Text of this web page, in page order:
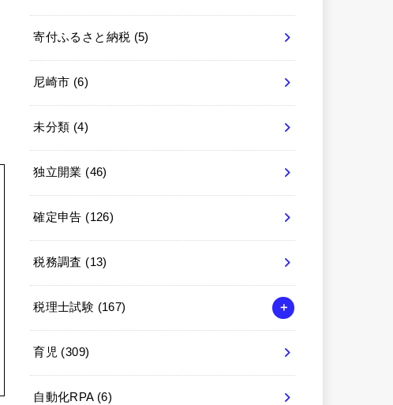
寄付ふるさと納税 (5)
尼崎市 (6)
未分類 (4)
独立開業 (46)
確定申告 (126)
税務調査 (13)
税理士試験 (167)
育児 (309)
自動化RPA (6)